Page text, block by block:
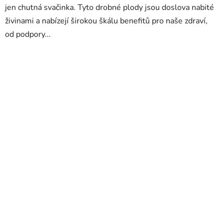
jen chutná svačinka. Tyto drobné plody jsou doslova nabité
živinami a nabízejí širokou škálu benefitů pro naše zdraví,
od podpory...